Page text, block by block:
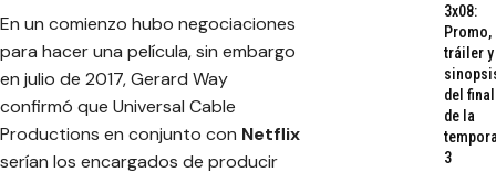
En un comienzo hubo negociaciones
para hacer una película, sin embargo
en julio de 2017, Gerard Way
confirmó que Universal Cable
Productions en conjunto con Netflix
serían los encargados de producir
3x08:
Promo,
tráiler y
del final
de la
3